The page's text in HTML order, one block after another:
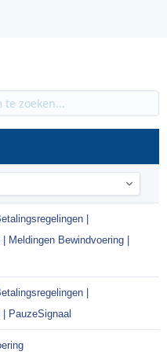
|
Meldingen Bewindvoering |
|
PauzeSignaal